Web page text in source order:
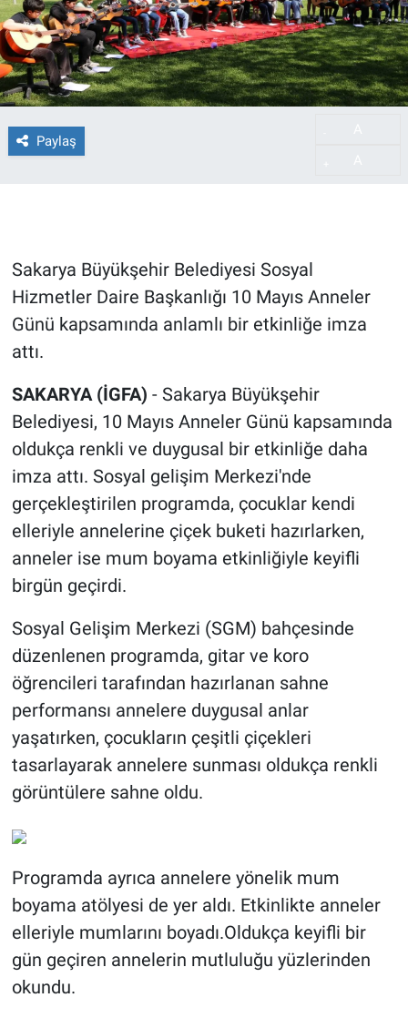
Paylaş
Sakarya Büyükşehir Belediyesi Sosyal
Hizmetler Daire Başkanlığı 10 Mayıs Anneler
Günü kapsamında anlamlı bir etkinliğe imza
attı.
SAKARYA (İGFA) - Sakarya Büyükşehir
Belediyesi, 10 Mayıs Anneler Günü kapsamında
oldukça renkli ve duygusal bir etkinliğe daha
imza attı. Sosyal gelişim Merkezi'nde
gerçekleştirilen programda, çocuklar kendi
elleriyle annelerine çiçek buketi hazırlarken,
anneler ise mum boyama etkinliğiyle keyifli
birgün geçirdi.
Sosyal Gelişim Merkezi (SGM) bahçesinde
düzenlenen programda, gitar ve koro
öğrencileri tarafından hazırlanan sahne
performansı annelere duygusal anlar
yaşatırken, çocukların çeşitli çiçekleri
tasarlayarak annelere sunması oldukça renkli
görüntülere sahne oldu.
Programda ayrıca annelere yönelik mum
boyama atölyesi de yer aldı. Etkinlikte anneler
elleriyle mumlarını boyadı.Oldukça keyifli bir
gün geçiren annelerin mutluluğu yüzlerinden
okundu.